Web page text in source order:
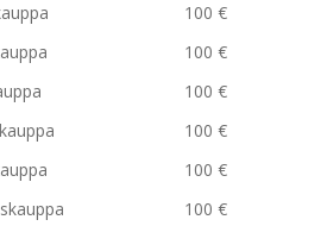
100 €
100 €
100 €
100 €
100 €
100 €